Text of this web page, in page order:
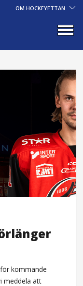
OM HOCKEYETTAN
kommande
meddela att